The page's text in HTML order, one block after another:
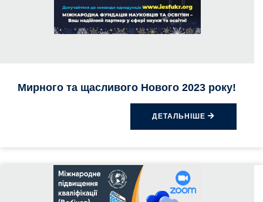
Мирного та щасливого Нового 2023 року!
ДЕТАЛЬНІШЕ